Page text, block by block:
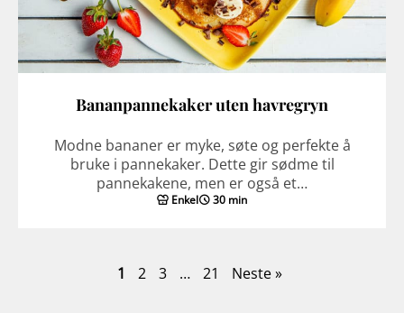
Bananpannekaker uten havregryn
Modne bananer er myke, søte og perfekte å
bruke i pannekaker. Dette gir sødme til
pannekakene, men er også et…
Enkel 30 min
1 2 3 … 21 Neste »